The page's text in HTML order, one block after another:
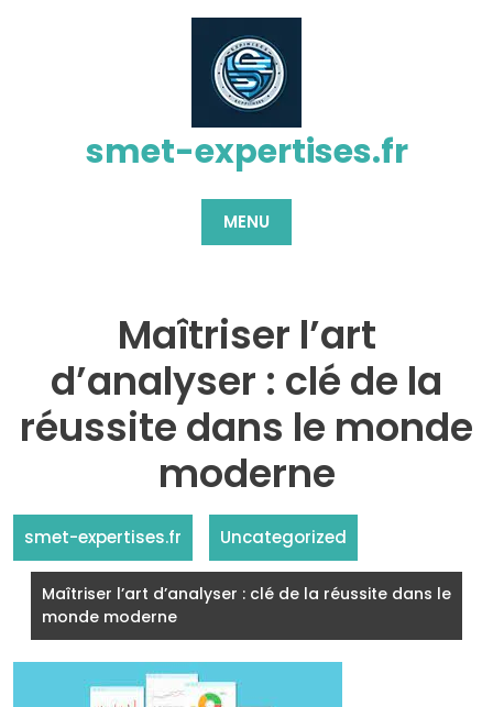
smet-expertises.fr
MENU
Maîtriser l’art
d’analyser : clé de la
réussite dans le monde
moderne
smet-expertises.fr Uncategorized
Maîtriser l’art d’analyser : clé de la réussite dans le
monde moderne